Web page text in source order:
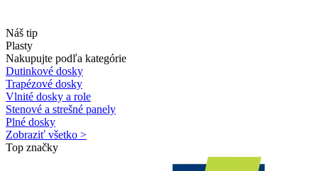
Náš tip
Plasty
Nakupujte podľa kategórie
Dutinkové dosky
Trapézové dosky
Vlnité dosky a role
Stenové a strešné panely
Plné dosky
Zobraziť všetko >
Top značky